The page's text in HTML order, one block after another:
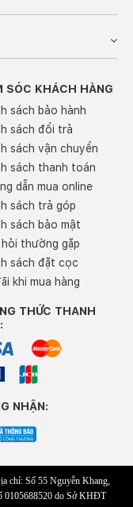
SÓC KHÁCH HÀNG
sách bảo hành
sách đổi trả
sách vận chuyển
sách thanh toán
dẫn mua online
sách trả góp
sách bảo mật
thường gặp
sách đặt cọc
khi mua hàng
THỨC THANH
NHẬN:
chỉ: Số 55 Nguyễn Khang,
0105688520 do Sở KHĐT